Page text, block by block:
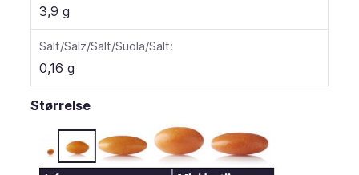
3,9 g
Salt/Salz/Salt/Suola/Salt:
0,16 g
Størrelse